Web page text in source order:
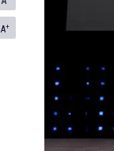
A+